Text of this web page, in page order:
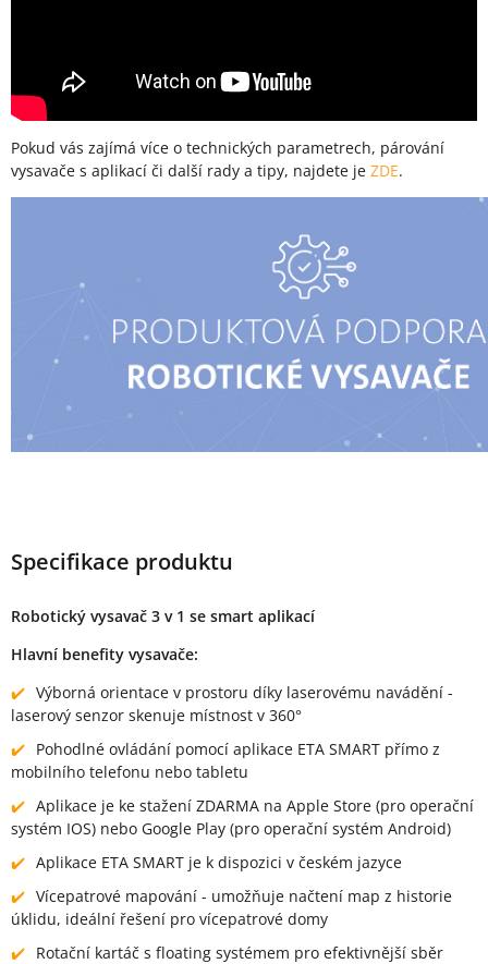
Pokud vás zajímá více o technických parametrech, párování
vysavače s aplikací či další rady a tipy, najdete je ZDE.
Specifikace produktu
Robotický vysavač 3 v 1 se smart aplikací
Hlavní benefity vysavače:
Výborná orientace v prostoru díky laserovému navádění -
laserový senzor skenuje místnost v 360°
Pohodlné ovládání pomocí aplikace ETA SMART přímo z
mobilního telefonu nebo tabletu
Aplikace je ke stažení ZDARMA na Apple Store (pro operační
systém IOS) nebo Google Play (pro operační systém Android)
Aplikace ETA SMART je k dispozici v českém jazyce
Vícepatrové mapování - umožňuje načtení map z historie
úklidu, ideální řešení pro vícepatrové domy
Rotační kartáč s floating systémem pro efektivnější sběr